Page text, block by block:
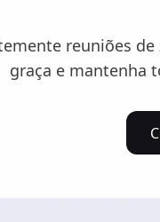
reuniões
graça e mantenha